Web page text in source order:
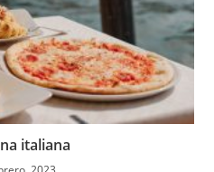
italiana